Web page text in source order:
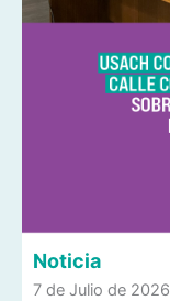
Noticia
7 de Julio de 2026